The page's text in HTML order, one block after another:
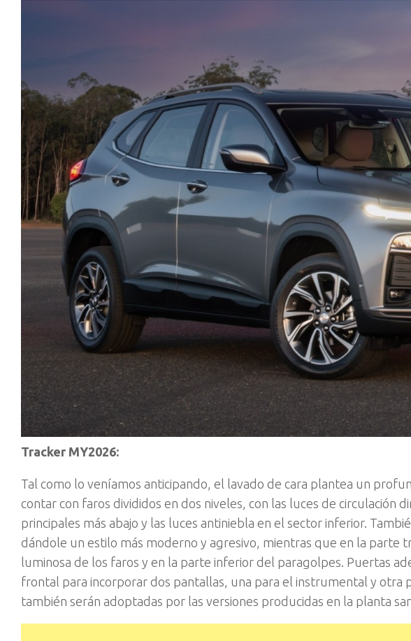
Tracker MY2026:
Tal como lo veníamos anticipando, el lavado de cara plantea un
contar con faros divididos en dos niveles, con las luces de circulación
principales más abajo y las luces antiniebla en el sector inferior.
dándole un estilo más moderno y agresivo, mientras que en la parte
luminosa de los faros y en la parte inferior del paragolpes. Puertas
frontal para incorporar dos pantallas, una para el instrumental y otra
también serán adoptadas por las versiones producidas en la planta